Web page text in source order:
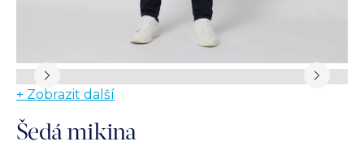
+ Zobrazit další
Šedá mikina